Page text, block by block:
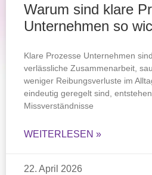
Warum sind klare
Unternehmen so
Klare Prozesse Unternehmen
verlässliche Zusammenarbeit,
weniger Reibungsverluste im
eindeutig geregelt sind,
Missverständnisse
WEITERLESEN »
22. April 2026